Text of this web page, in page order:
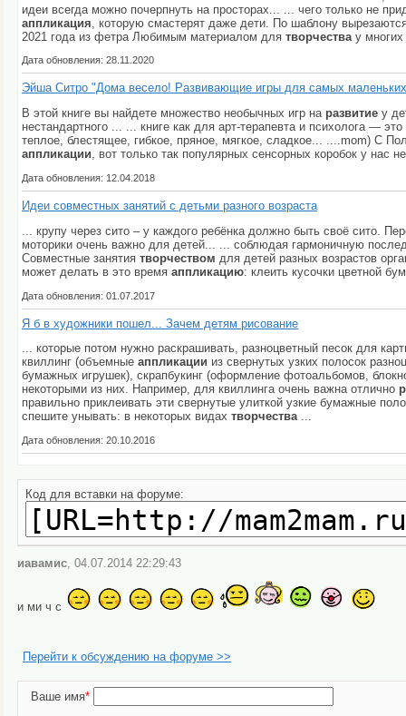
идеи всегда можно почерпнуть на просторах... ... чего только не
аппликация , которую смастерят даже дети. По шаблону
2021 года из фетра Любимым материалом для творчества у
Дата обновления: 28.11.2020
Эйша Ситро "Дома весело! Развивающие игры для самых
В этой книге вы найдете множество необычных игр на развитие у
нестандартного ... ... книге как для арт-терапевта и психолога —
теплое, блестящее, гибкое, пряное, мягкое, сладкое... ....mom) С
аппликации, вот только так популярных сенсорных коробок у нас
Дата обновления: 12.04.2018
Идеи совместных занятий с детьми разного возраста
... крупу через сито – у каждого ребёнка должно быть своё сито.
моторики очень важно для детей... ... соблюдая гармоничную
Совместные занятия творчеством для детей разных возрастов
может делать в это время аппликацию: клеить кусочки цветной
Дата обновления: 01.07.2017
Я б в художники пошел... Зачем детям рисование
... которые потом нужно раскрашивать, разноцветный песок для
квиллинг (объемные аппликации из свернутых узких полосок
бумажных игрушек), скрапбукинг (оформление фотоальбомов,
некоторыми из них. Например, для квиллинга очень важна отлично
правильно приклеивать эти свернутые улиткой узкие бумажные
спешите унывать: в некоторых видах творчества...
Дата обновления: 20.10.2016
Код для вставки на форуме:
иавамис, 04.07.2014 22:29:43
и ми ч с
Перейти к обсуждению на форуме >>
Ваше имя*